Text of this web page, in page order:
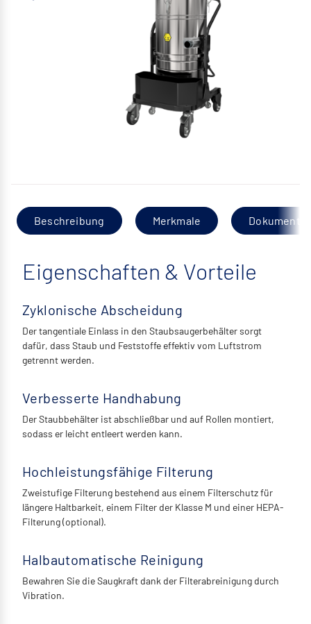
Beschreibung Merkmale
Eigenschaften & Vorteile
Zyklonische Abscheidung
Der tangentiale Einlass in den Staubsaugerbehälter sorgt
dafür, dass Staub und Feststoffe effektiv vom Luftstrom
getrennt werden.
Verbesserte Handhabung
Der Staubbehälter ist abschließbar und auf Rollen montiert,
sodass er leicht entleert werden kann.
Hochleistungsfähige Filterung
Zweistufige Filterung bestehend aus einem Filterschutz für
längere Haltbarkeit, einem Filter der Klasse M und einer HEPA-
Filterung (optional).
Halbautomatische Reinigung
Bewahren Sie die Saugkraft dank der Filterabreinigung durch
Vibration.